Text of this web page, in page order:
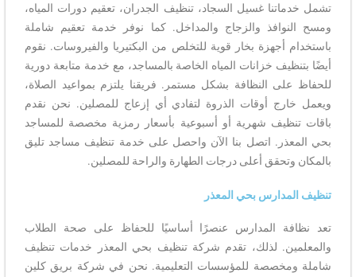
تشمل خدماتنا غسيل السجاد، تنظيف الجدران، تعقيم دورات المياه،
ومسح النوافذ والزجاج والمداخل. كما نوفر خدمة تعقيم شاملة
باستخدام أجهزة بخار قوية للتخلص من البكتيريا والفيروسات. نقوم
أيضًا بتنظيف خزانات المياه الخاصة بالمساجد، مع خدمة متابعة دورية
للحفاظ على النظافة بشكل مستمر. فريقنا يلتزم بمواعيد الصلاة،
ويعمل خارج أوقات الذروة لتفادي أي إزعاج للمصلين. نحن نقدم
باقات تنظيف شهرية أو أسبوعية بأسعار رمزية مخصصة للمساجد
بحي المعذر. اتصل بنا الآن واحصل على خدمة تنظيف مساجد تليق
بالمكان وتحقق أعلى درجات الطهارة والراحة للمصلين.
تنظيف المدارس بحي المعذر
تعد نظافة المدارس عنصرًا أساسيًا للحفاظ على صحة الطلاب
والمعلمين. لذلك، تقدم شركة تنظيف بحي المعذر خدمات تنظيف
شاملة ومخصصة للمؤسسات التعليمية. نحن في شركة بريق كلين